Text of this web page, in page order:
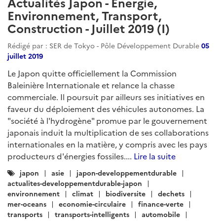
ARTICLE
Actualités Japon - Énergie,
Environnement, Transport,
Construction - Avril 2020 (II)
Rédigé par : SER de Tokyo - Pôle Développement Durable17
avril 2020
COVID-19 : le ministre de l’Environnement avertit de la
menace qui pèse sur l'Accord de Paris. Toyota Motor,
Chubu EPCO et Toyota Tsusho lancent une joint-
venture (Toyota Green Energy LLP) pour développer
des projets d’énergies renouvelables. Impact du